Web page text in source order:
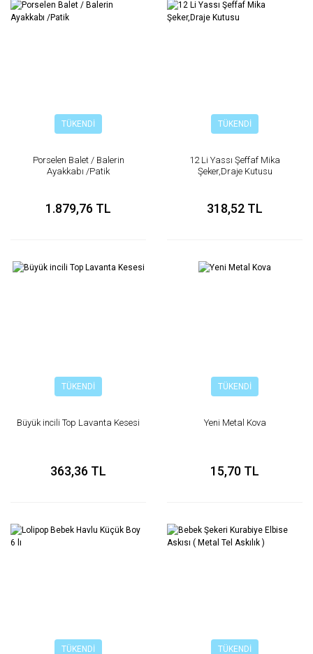
TÜKENDİ
Porselen Balet / Balerin
Ayakkabı /Patik
1.879,76 TL
TÜKENDİ
12 Li Yassı Şeffaf Mika
Şeker,Draje Kutusu
318,52 TL
TÜKENDİ
Büyük incili Top Lavanta Kesesi
363,36 TL
TÜKENDİ
Yeni Metal Kova
15,70 TL
TÜKENDİ TÜKENDİ